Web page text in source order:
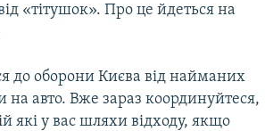
«тітушок». Про це йдеться на
до оборони Києва від найманих
на авто. Вже зараз координуйтеся,
які у вас шляхи відходу, якщо